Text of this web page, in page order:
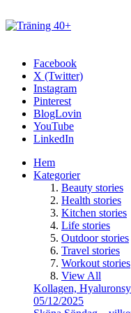
Facebook
X (Twitter)
Instagram
Pinterest
BlogLovin
YouTube
LinkedIn
Hem
Kategorier
Beauty stories
Health stories
Kitchen stories
Life stories
Outdoor stories
Travel stories
Workout stories
View All
Kollagen,
05/12/2025